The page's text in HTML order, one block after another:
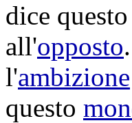
dice questo
all'opposto
l'ambizione
questo